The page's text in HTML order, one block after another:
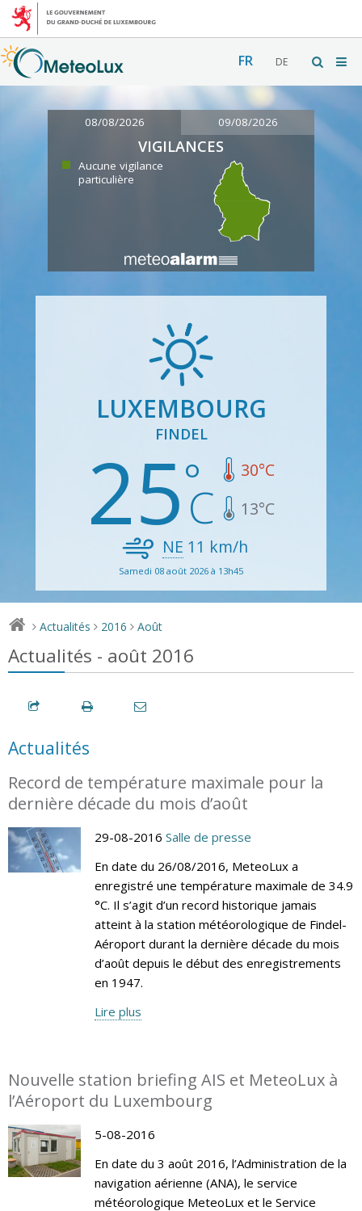
FR DE
08/08/2026 09/08/2026
VIGILANCES
Aucune vigilance
particulière
LUXEMBOURG
FINDEL
25 30°C
13°C
NE 11 km/h
Samedi 08 août 2026 à 13h45
> Actualités > 2016 > Août
Actualités - août 2016
Actualités
Record de température maximale pour la
dernière décade du mois d’août
29-08-2016 Salle de presse
En date du 26/08/2016, MeteoLux a
enregistré une température maximale de 34.9
°C. Il s’agit d’un record historique jamais
atteint à la station météorologique de Findel-
Aéroport durant la dernière décade du mois
d’août depuis le début des enregistrements
en 1947.
Lire plus
Nouvelle station briefing AIS et MeteoLux à
l’Aéroport du Luxembourg
5-08-2016
En date du 3 août 2016, l’Administration de la
navigation aérienne (ANA), le service
météorologique MeteoLux et le Service